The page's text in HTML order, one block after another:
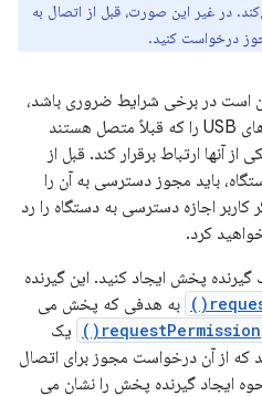
در غیر این صورت، قبل از اتصال به
درخواست کنید.
است در برخی شرایط ضروری باشد،
مانند زمانی که برنامه شما دستگاه‌های USB را که قبلاً متصل هستند
آنها ارتباط برقرار کند. قبل از
باید مجوز دسترسی به آن را
اجازه دسترسی به دستگاه را رد
کرد.
پخش ایجاد کنید. این گیرنده
به هدفی که پخش می
requestPermission()
یک
که از آن درخواست مجوز برای اتصال
ایجاد گیرنده پخش را نشان می